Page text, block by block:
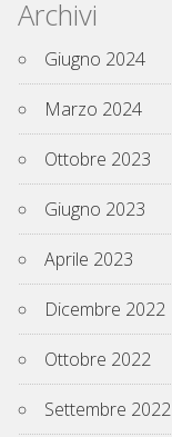
Archivi
Giugno 2024
Marzo 2024
Ottobre 2023
Giugno 2023
Aprile 2023
Dicembre 2022
Ottobre 2022
Settembre 2022